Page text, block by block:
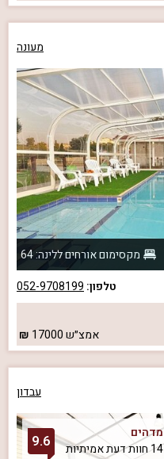
מעונה
מקסימום אורחים ללינה: 64
טלפון: 052-9708199
אמצ״ש17000
עבדון
מדהים
14 חוות דעת אמיתיות
9.6